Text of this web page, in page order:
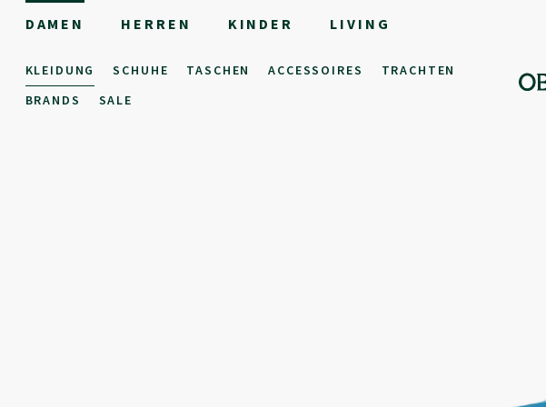
DAMEN HERREN KINDER LIVING
KLEIDUNG SCHUHE TASCHEN ACCESSOIRES
TRACHTEN
BRANDS
SALE